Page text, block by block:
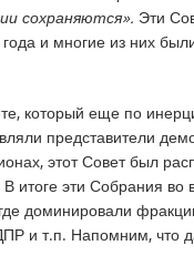
сохраняются». Эти
и многие из них
который еще по
представители
этот Совет был
эти Собрания во
доминировали
и т.п. Напомним, что